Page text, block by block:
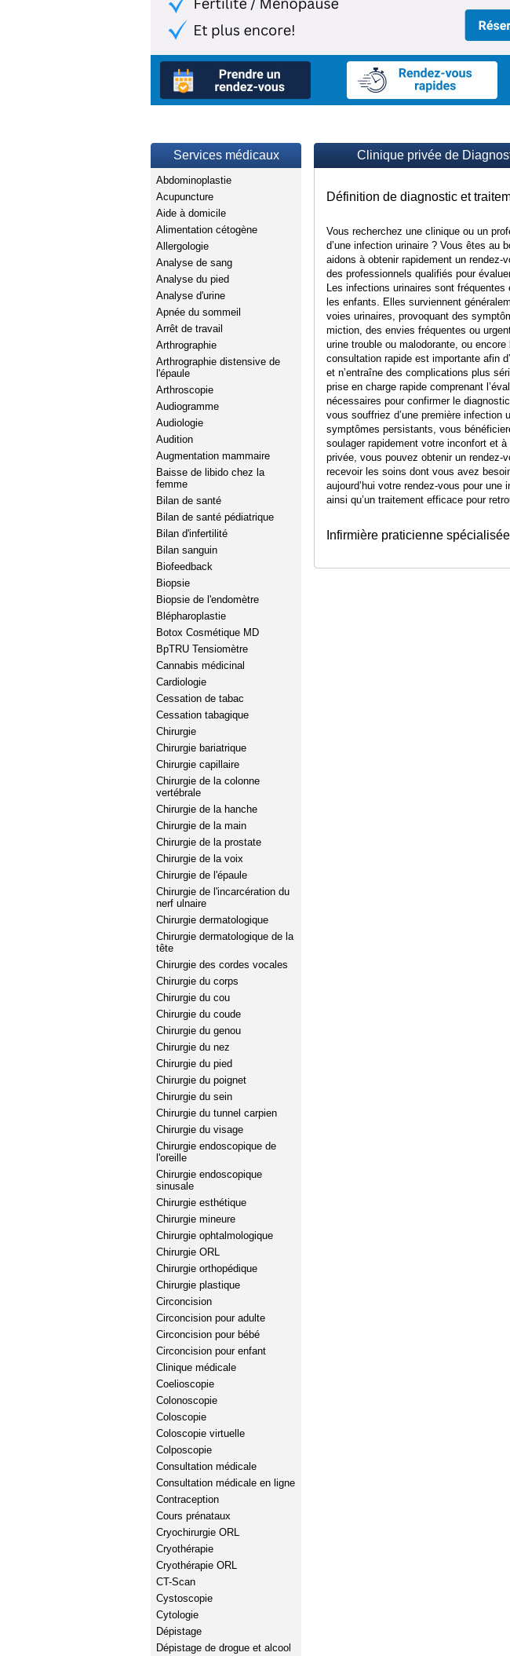
Services médicaux
Abdominoplastie
Acupuncture
Aide à domicile
Alimentation cétogène
Allergologie
Analyse de sang
Analyse du pied
Analyse d'urine
Apnée du sommeil
Arrêt de travail
Arthrographie
Arthrographie distensive de
l'épaule
Arthroscopie
Audiogramme
Audiologie
Audition
Augmentation mammaire
Baisse de libido chez la
femme
Bilan de santé
Bilan de santé pédiatrique
Bilan d'infertilité
Bilan sanguin
Biofeedback
Biopsie
Biopsie de l'endomètre
Blépharoplastie
Botox Cosmétique MD
BpTRU Tensiomètre
Cannabis médicinal
Cardiologie
Cessation de tabac
Cessation tabagique
Chirurgie
Chirurgie bariatrique
Chirurgie capillaire
Chirurgie de la colonne
vertébrale
Chirurgie de la hanche
Chirurgie de la main
Chirurgie de la prostate
Chirurgie de la voix
Chirurgie de l'épaule
Chirurgie de l'incarcération du
nerf ulnaire
Chirurgie dermatologique
Chirurgie dermatologique de la
tête
Chirurgie des cordes vocales
Chirurgie du corps
Chirurgie du cou
Chirurgie du coude
Chirurgie du genou
Chirurgie du nez
Chirurgie du pied
Chirurgie du poignet
Chirurgie du sein
Chirurgie du tunnel carpien
Chirurgie du visage
Chirurgie endoscopique de
l'oreille
Chirurgie endoscopique
sinusale
Chirurgie esthétique
Chirurgie mineure
Chirurgie ophtalmologique
Chirurgie ORL
Chirurgie orthopédique
Chirurgie plastique
Circoncision
Circoncision pour adulte
Circoncision pour bébé
Circoncision pour enfant
Clinique médicale
Coelioscopie
Colonoscopie
Coloscopie
Coloscopie virtuelle
Colposcopie
Consultation médicale
Consultation médicale en ligne
Contraception
Cours prénataux
Cryochirurgie ORL
Cryothérapie
Cryothérapie ORL
CT-Scan
Cystoscopie
Cytologie
Dépistage
Dépistage de drogue et alcool
Clinique privée de
Définition de diagnostic et
Vous recherchez une clinique ou un
d’une infection urinaire ? Vous êtes au
aidons à obtenir rapidement un
des professionnels qualifiés pour
Les infections urinaires sont
les enfants. Elles surviennent
voies urinaires, provoquant des
miction, des envies fréquentes ou
urine trouble ou malodorante, ou
consultation rapide est importante afin
et n’entraîne des complications plus
prise en charge rapide comprenant
nécessaires pour confirmer le
vous souffriez d’une première infection
symptômes persistants, vous
soulager rapidement votre inconfort et
privée, vous pouvez obtenir un
recevoir les soins dont vous avez
aujourd’hui votre rendez-vous pour
ainsi qu’un traitement efficace pour
Infirmière praticienne